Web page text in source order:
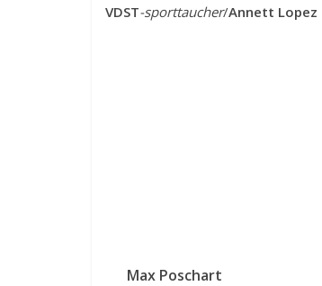
VDST-sporttaucher/Annett Lopez
Max Poschart